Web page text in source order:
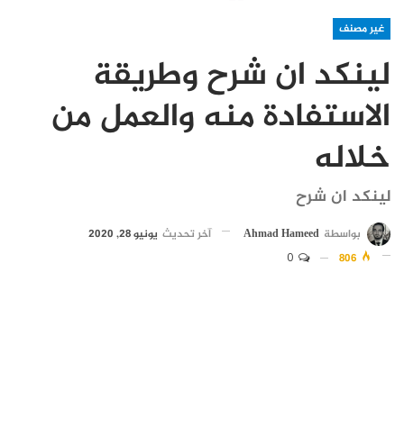
غير مصنف
لينكد ان شرح وطريقة
الاستفادة منه والعمل من
خلاله
لينكد ان شرح
بواسطة Ahmad Hameed آخر تحديث يونيو 28, 2020